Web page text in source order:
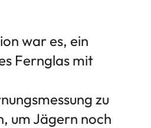
war es, ein
Fernglas mit
zu
um Jägern noch